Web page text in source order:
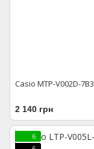
Casio MTP-V002D-7B3
2 140 грн
6